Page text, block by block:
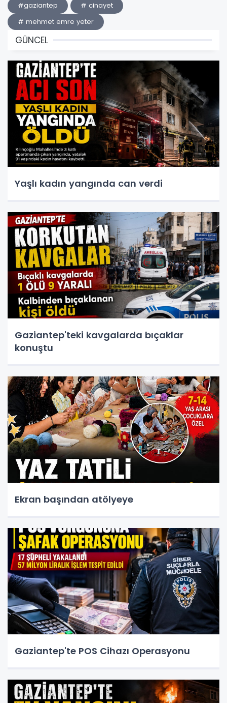
#gaziantep
# cinayet
# mehmet emre yeter
GÜNCEL
Yaşlı kadın yangında can verdi
Gaziantep'teki kavgalarda bıçaklar
konuştu
Ekran başından atölyeye
Gaziantep'te POS Cihazı Operasyonu